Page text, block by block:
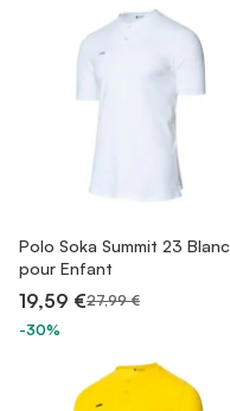
Polo Soka Summit 23 Blanc
pour Enfant
19,59 €27,99 €
-30%